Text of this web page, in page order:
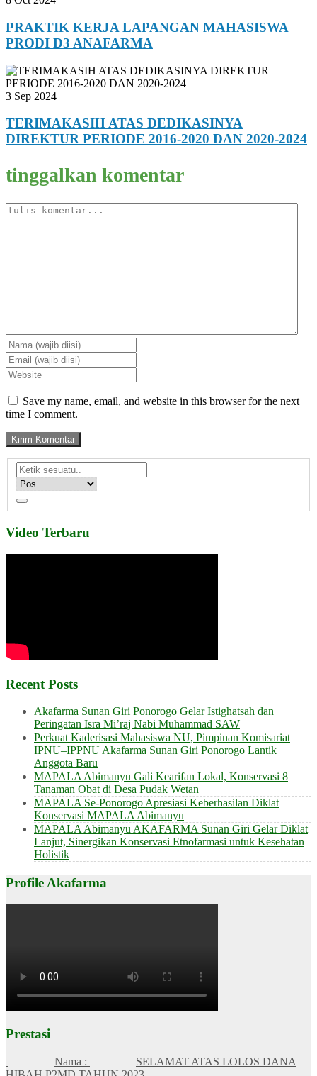
PRAKTIK KERJA LAPANGAN MAHASISWA
PRODI D3 ANAFARMA
3 Sep 2024
TERIMAKASIH ATAS DEDIKASINYA
DIREKTUR PERIODE 2016-2020 DAN 2020-2024
tinggalkan komentar
Save my name, email, and website in this browser for the next
time I comment.
Video Terbaru
Recent Posts
Akafarma Sunan Giri Ponorogo Gelar Istighatsah dan
Peringatan Isra Mi’raj Nabi Muhammad SAW
Perkuat Kaderisasi Mahasiswa NU, Pimpinan Komisariat
IPNU–IPPNU Akafarma Sunan Giri Ponorogo Lantik
Anggota Baru
MAPALA Abimanyu Gali Kearifan Lokal, Konservasi 8
Tanaman Obat di Desa Pudak Wetan
MAPALA Se-Ponorogo Apresiasi Keberhasilan Diklat
Konservasi MAPALA Abimanyu
MAPALA Abimanyu AKAFARMA Sunan Giri Gelar Diklat
Lanjut, Sinergikan Konservasi Etnofarmasi untuk Kesehatan
Holistik
Profile Akafarma
Prestasi
Nama :
SELAMAT ATAS LOLOS DANA